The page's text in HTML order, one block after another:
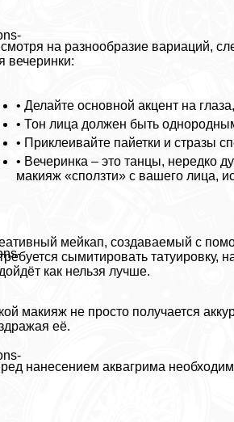
на разнообразие вариаций,
вечеринки:
• Делайте основной акцент на
• Тон лица должен быть
• Приклеивайте пайетки и стразы
• Вечеринка – это танцы, нередко
макияж «сползти» с вашего лица,
мейкап, создаваемый с
сымитировать татуировку,
как нельзя лучше.
макияж не просто получается
её.
нанесением аквагрима